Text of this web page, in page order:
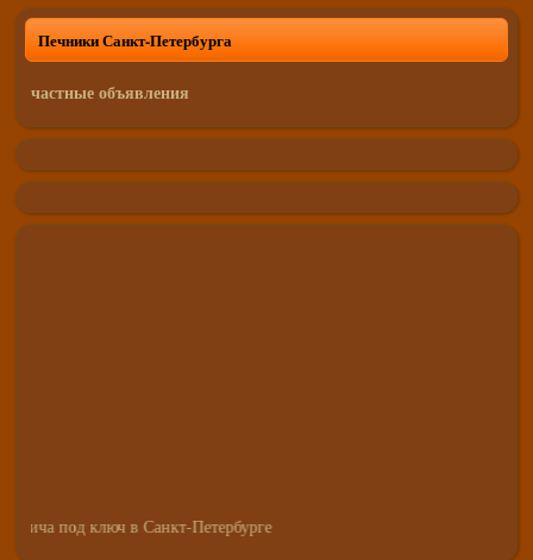
Печники Санкт-Петербурга
частные объявления